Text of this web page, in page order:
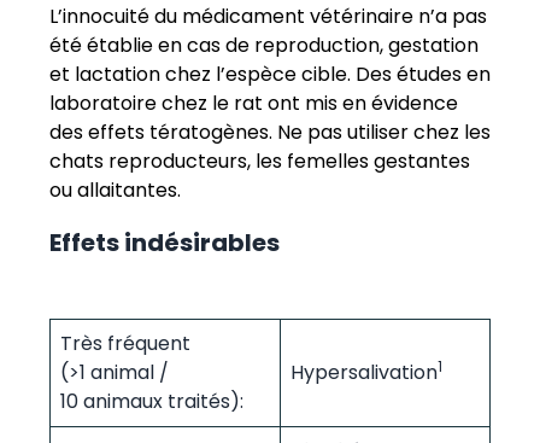
L’innocuité du médicament vétérinaire n’a pas
été établie en cas de reproduction, gestation
et lactation chez l’espèce cible. Des études en
laboratoire chez le rat ont mis en évidence
des effets tératogènes. Ne pas utiliser chez les
chats reproducteurs, les femelles gestantes
ou allaitantes.
Effets indésirables
Très fréquent
(>1 animal /
10 animaux traités):
Hypersalivation1